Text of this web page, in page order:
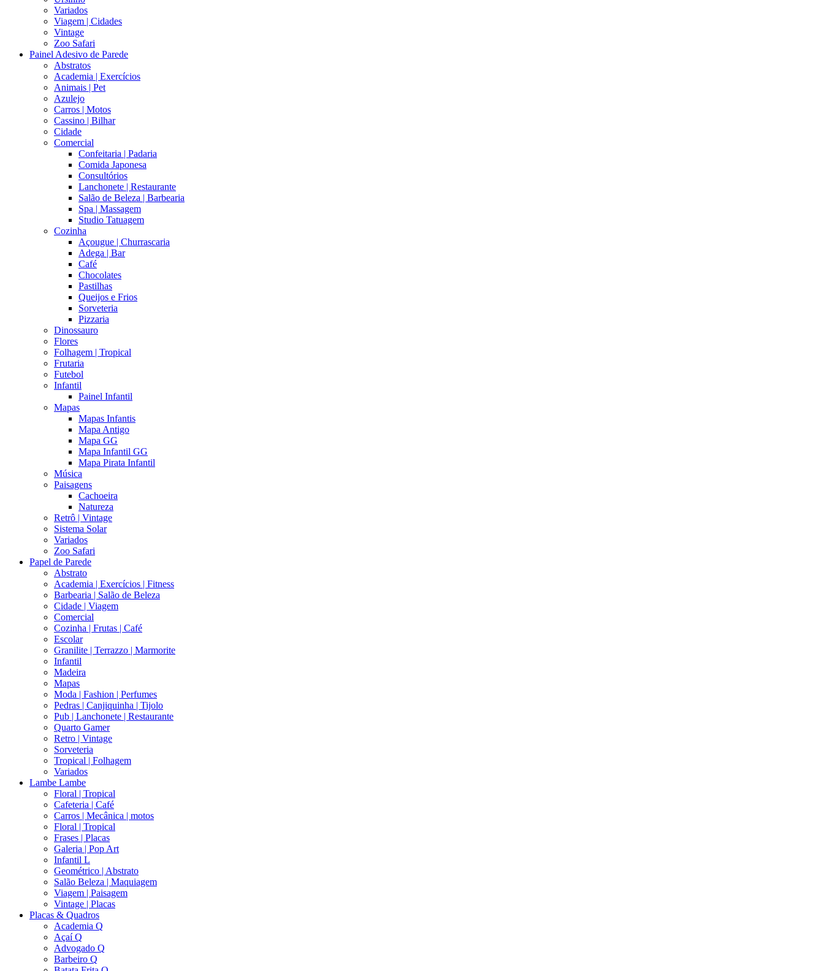
Variados
Viagem | Cidades
Vintage
Zoo Safari
Painel Adesivo de Parede
Abstratos
Academia | Exercícios
Animais | Pet
Azulejo
Carros | Motos
Cassino | Bilhar
Cidade
Comercial
Confeitaria | Padaria
Comida Japonesa
Consultórios
Lanchonete | Restaurante
Salão de Beleza | Barbearia
Spa | Massagem
Studio Tatuagem
Cozinha
Açougue | Churrascaria
Adega | Bar
Café
Chocolates
Pastilhas
Queijos e Frios
Sorveteria
Pizzaria
Dinossauro
Flores
Folhagem | Tropical
Frutaria
Futebol
Infantil
Painel Infantil
Mapas
Mapas Infantis
Mapa Antigo
Mapa GG
Mapa Infantil GG
Mapa Pirata Infantil
Música
Paisagens
Cachoeira
Natureza
Retrô | Vintage
Sistema Solar
Variados
Zoo Safari
Papel de Parede
Abstrato
Academia | Exercícios | Fitness
Barbearia | Salão de Beleza
Cidade | Viagem
Comercial
Cozinha | Frutas | Café
Escolar
Granilite | Terrazzo | Marmorite
Infantil
Madeira
Mapas
Moda | Fashion | Perfumes
Pedras | Canjiquinha | Tijolo
Pub | Lanchonete | Restaurante
Quarto Gamer
Retro | Vintage
Sorveteria
Tropical | Folhagem
Variados
Lambe Lambe
Floral | Tropical
Cafeteria | Café
Carros | Mecânica | motos
Floral | Tropical
Frases | Placas
Galeria | Pop Art
Infantil L
Geométrico | Abstrato
Salão Beleza | Maquiagem
Viagem | Paisagem
Vintage | Placas
Placas & Quadros
Academia Q
Açaí Q
Advogado Q
Barbeiro Q